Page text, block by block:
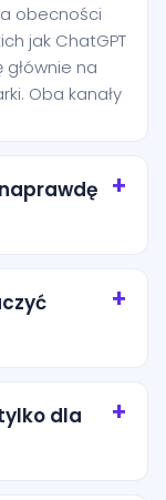
obecności
jak ChatGPT
głównie na
Oba kanały
osoba, która
kilku
nad treścią,
dla
to często